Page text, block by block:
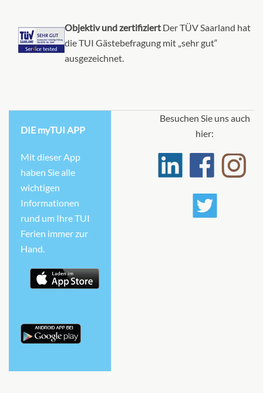
Objektiv und zertifiziert Der TÜV Saarland hat
die TUI Gästebefragung mit „sehr gut“
ausgezeichnet.
DIE myTUI APP
Mit dieser App
haben Sie alle
wichtigen
Informationen
rund um Ihre TUI
Ferien immer zur
Hand.
Besuchen Sie uns auch
hier: